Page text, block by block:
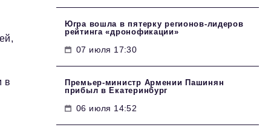
в
Югра вошла в пятерку регионов-лидеров
рейтинга «дронофикации»
07 июля 17:30
Премьер-министр Армении Пашинян
прибыл в Екатеринбург
06 июля 14:52